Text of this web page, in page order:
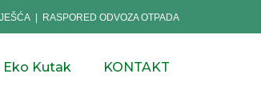
RASPORED ODVOZA OTPADA
Eko Kutak KONTAKT